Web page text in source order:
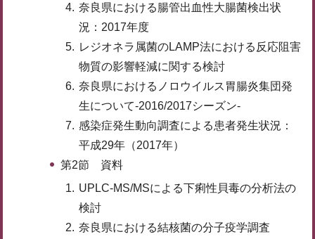
奈良県における腸管出血性大腸菌検出状
況：2017年度
レジオネラ属菌のLAMP法における反応阻害
物質の影響軽減に関する検討
奈良県におけるノロウイルス胃腸炎集団発
生について-2016/2017シーズン-
感染症発生動向調査による患者発生状況：
平成29年（2017年）
第2節 資料
UPLC-MS/MSによる下痢性貝毒の分析法の
検討
奈良県における結核菌の分子疫学調査